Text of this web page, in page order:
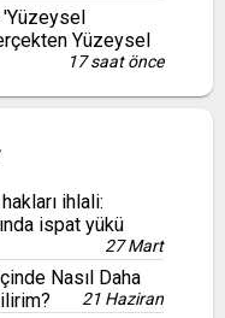
'Yüzeysel
Yüzeysel
17 saat önce
ihlali:
ispat yükü
27 Mart
Nasıl Daha
21 Haziran